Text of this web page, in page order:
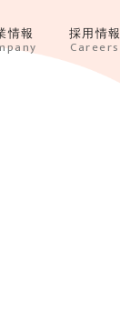
情報 採用情報
Careers